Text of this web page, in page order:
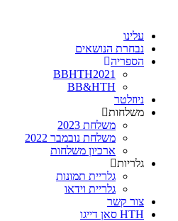
עלינו
נבחרת הנושאים
הספריה
BBHTH2021
BB&HTH
ניוזלטר
משלחות
משלחת 2023
משלחת נובמבר 2022
ארכיון משלחות
גלריות
גלריית תמונות
גלריית וידאו
צור קשר
HTH סאן דייגו